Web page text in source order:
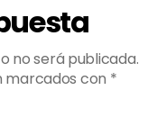
no será publicada.
marcados con *